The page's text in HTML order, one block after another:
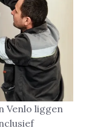
Venlo liggen